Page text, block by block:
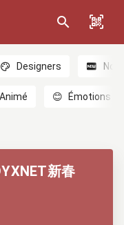
Designers
Animé 😊 Émotions
新春